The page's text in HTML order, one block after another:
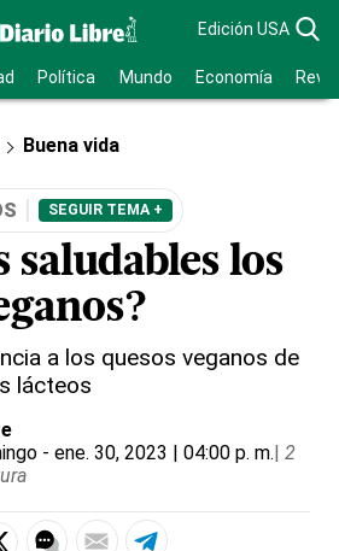
Edición USA
Política Mundo Economía
Buena vida
SEGUIR TEMA +
saludables los
a los quesos veganos de
lácteos
- ene. 30, 2023 | 04:00 p. m.| 2